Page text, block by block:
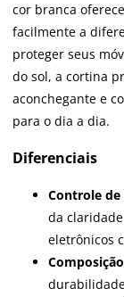
cor branca
facilmente a
proteger seus
do sol, a cortina
aconchegante e
para o dia a dia.
Diferenciais
Controle
da
eletrônicos